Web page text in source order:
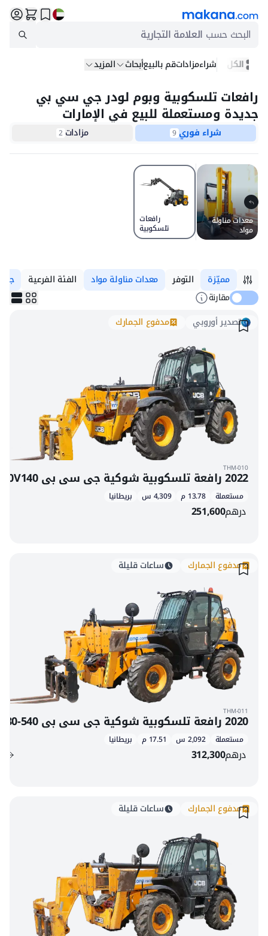
البحث حسب العلامة التجارية
الكل شراءمزاداتقم بالبيعأبحاث المزيد
رافعات تلسكوبية وبوم لودر جي سي بي
جديدة ومستعملة للبيع في الإمارات
شراء فوري9 مزادات 2
معدات مناولة
مواد
رافعات
تلسكوبية
مميّزة التوفر معدات مناولة مواد الفئة الفرعية
مقارنة
تصدير أوروبي
مدفوع الجمارك
THM-010
2022 رافعة تلسكوبية شوكية جي سي بي 540V140
مستعملة 13.78 م 4,309 س بريطانيا
درهم251,600
مدفوع الجمارك ساعات قليلة
THM-011
2020 رافعة تلسكوبية شوكية جي سي بي 540-180
مستعملة 2,092 س 17.51 م بريطانيا
درهم312,300
مدفوع الجمارك ساعات قليلة